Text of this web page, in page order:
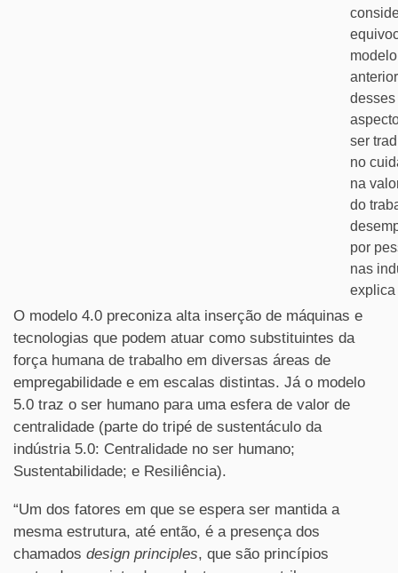
modelo
desses
ser
no
na
do
por
nas
O modelo 4.0 preconiza alta inserção de máquinas e
tecnologias que podem atuar como substituintes da
força humana de trabalho em diversas áreas de
empregabilidade e em escalas distintas. Já o modelo
5.0 traz o ser humano para uma esfera de valor de
centralidade (parte do tripé de sustentáculo da
indústria 5.0: Centralidade no ser humano;
Sustentabilidade; e Resiliência).
“Um dos fatores em que se espera ser mantida a
mesma estrutura, até então, é a presença dos
chamados design principles, que são princípios